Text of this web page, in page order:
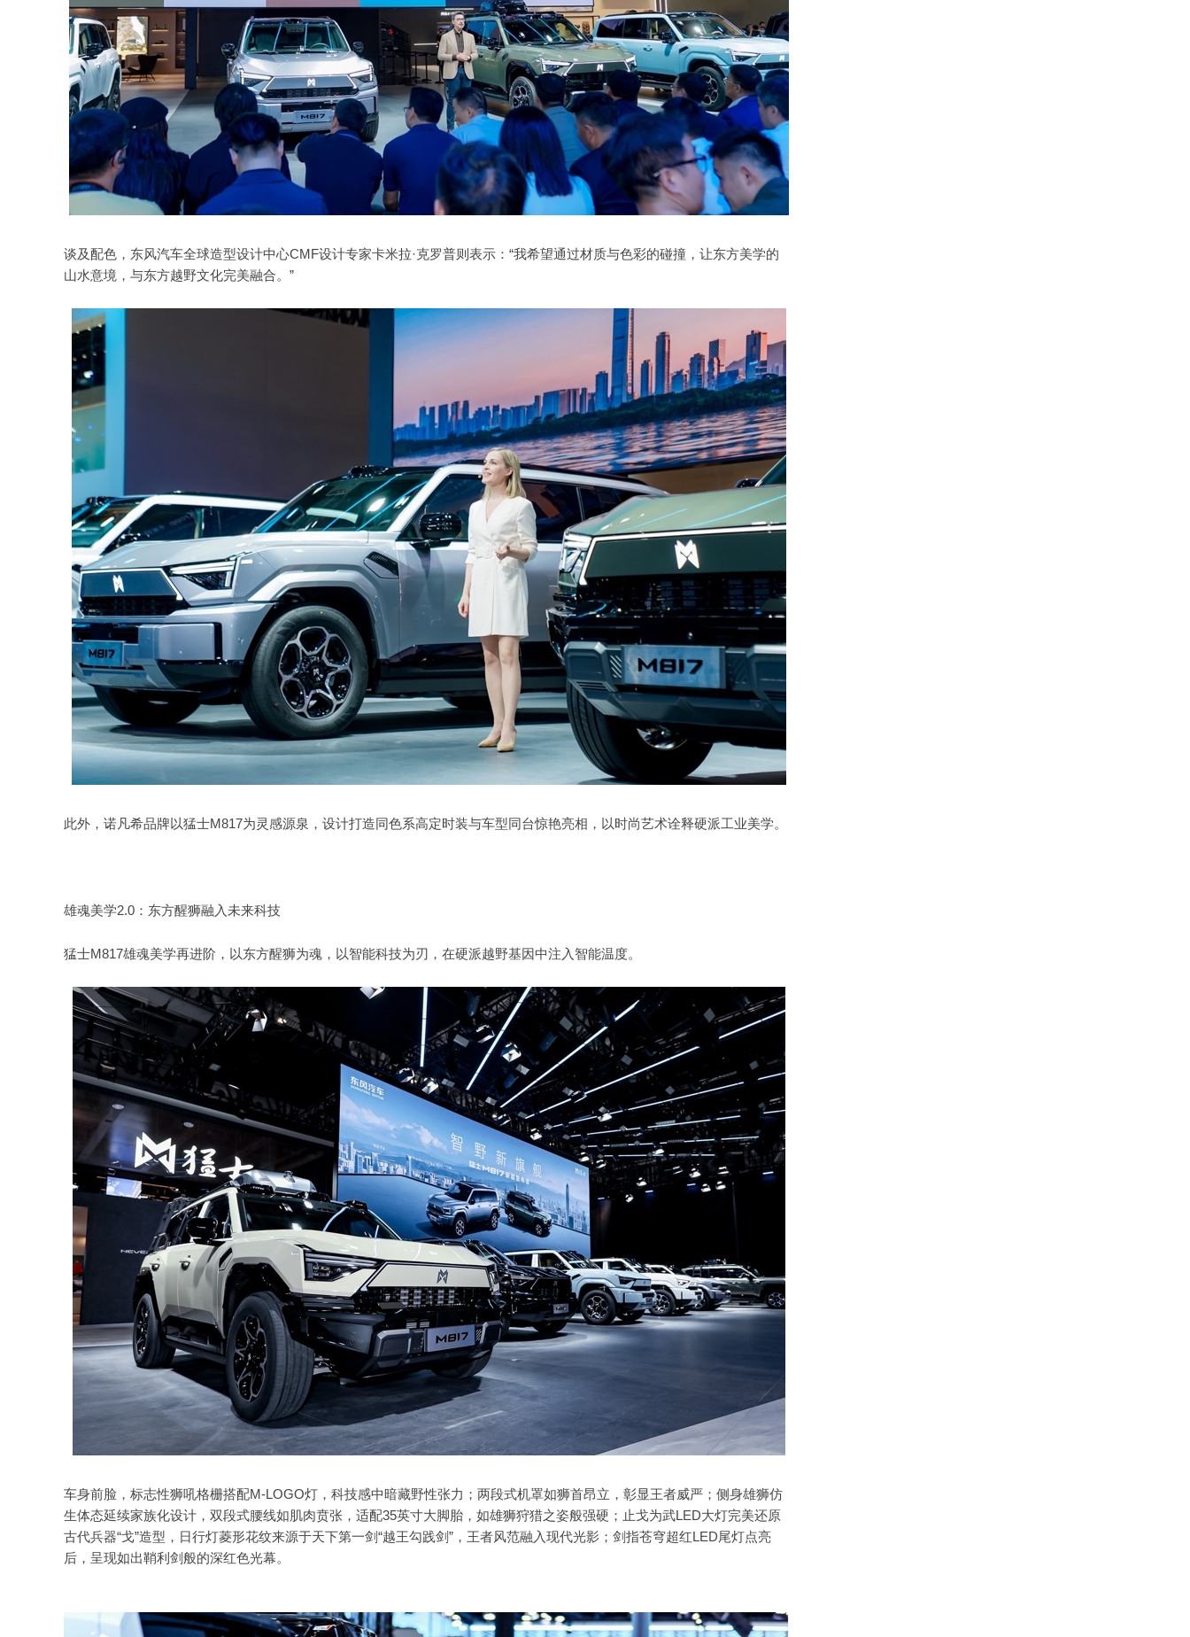
谈及配色，东风汽车全球造型设计中心CMF设计专家卡米拉·克罗普则表示：“我希望通过材质与色彩的碰撞，让东方美学的
山水意境，与东方越野文化完美融合。”
此外，诺凡希品牌以猛士M817为灵感源泉，设计打造同色系高定时装与车型同台惊艳亮相，以时尚艺术诠释硬派工业美学。
雄魂美学2.0：东方醒狮融入未来科技
猛士M817雄魂美学再进阶，以东方醒狮为魂，以智能科技为刃，在硬派越野基因中注入智能温度。
车身前脸，标志性狮吼格栅搭配M-LOGO灯，科技感中暗藏野性张力；两段式机罩如狮首昂立，彰显王者威严；侧身雄狮仿
生体态延续家族化设计，双段式腰线如肌肉贲张，适配35英寸大脚胎，如雄狮狩猎之姿般强硬；止戈为武LED大灯完美还原
古代兵器“戈”造型，日行灯菱形花纹来源于天下第一剑“越王勾践剑”，王者风范融入现代光影；剑指苍穹超红LED尾灯点亮
后，呈现如出鞘利剑般的深红色光幕。